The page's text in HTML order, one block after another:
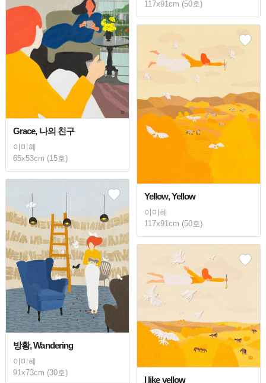
117x91cm (50호)
Grace, 나의 친구
이미혜
65x53cm (15호)
Yellow, Yellow
이미혜
117x91cm (50호)
방황, Wandering
이미혜
91x73cm (30호)
I like yellow